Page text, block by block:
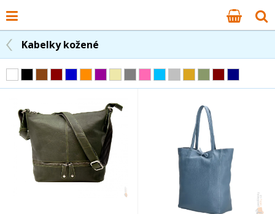
Kabelky kožené